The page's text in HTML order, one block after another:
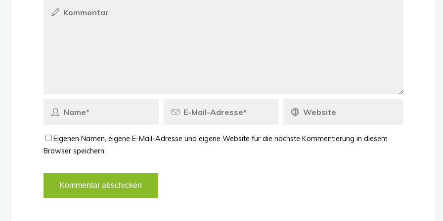
Eigenen Namen, eigene E-Mail-Adresse und eigene Website für die nächste Kommentierung in diesem
Browser speichern.